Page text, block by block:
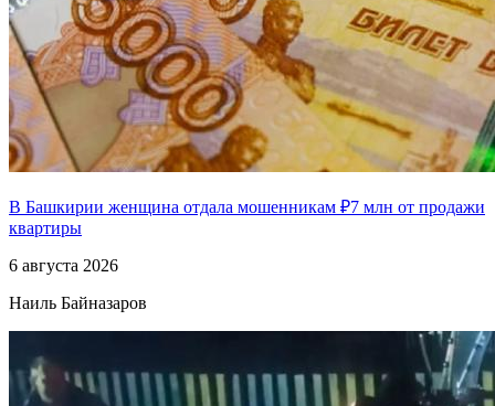
В Башкирии женщина отдала мошенникам ₽7 млн от продажи
квартиры
6 августа 2026
Наиль Байназаров